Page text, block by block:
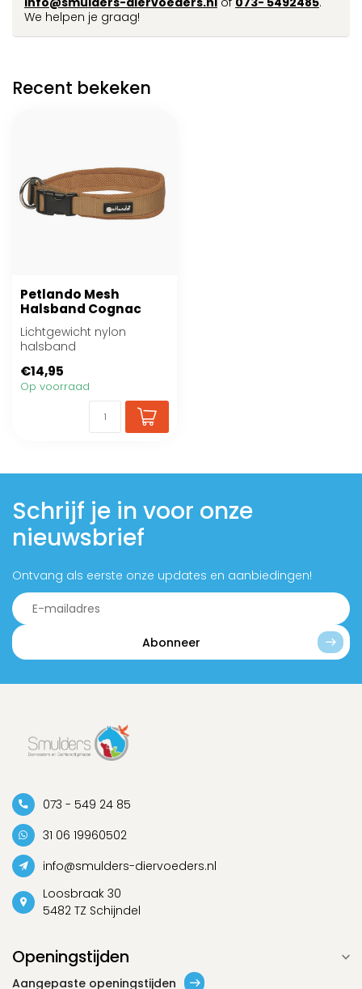
We helpen je graag!
Recent bekeken
Petlando Mesh
Halsband Cognac
Lichtgewicht nylon
halsband
€14,95
Op voorraad
Schrijf je in voor onze
nieuwsbrief
Ontvang als eerste onze updates en aanbiedingen!
Abonneer
073 - 549 24 85
31 06 19960502
info@smulders-diervoeders.nl
Loosbraak 30
5482 TZ Schijndel
Openingstijden
Aangepaste openingstijden